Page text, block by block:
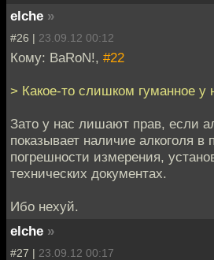
elche »
#26 | 23.09.12 00:12
Кому: BaRoN!, #22
> Какое-то слишком гуманное у
Зато у нас лишают прав, если
показывает наличие алкоголя в
погрешности измерения,
технических документах.
Ибо нехуй.
elche »
#27 | 23.09.12 00:17